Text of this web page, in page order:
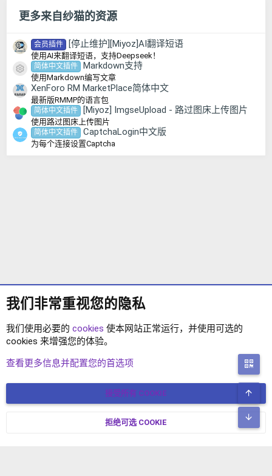
更多来自纱猫的资源
会员插件 [停止维护][Miyoz]AI翻译短语
使用AI来翻译短语，支持Deepseek！
资源图标
简体中文插件 Markdown支持
使用Markdown编写文章
XenForo RM MarketPlace简体中文
最新版RMMP的语言包
简体中文插件 [Miyoz] ImgseUpload - 路过图床上传图片
使用路过图床上传图片
简体中文插件 CaptchaLogin中文版
为每个连接设置Captcha
XF2语言包
简体中文 联系我们
© COPYRIGHT 2017-2026 XENFORO中文社区 版权所有 冀ICP备
我们非常重视您的隐私
我们使用必要的 cookies 使本网站正常运行，并使用可选的
cookies 来增强您的体验。
查看更多信息并配置您的首选项
接受所有 COOKIE
拒绝可选 COOKIE